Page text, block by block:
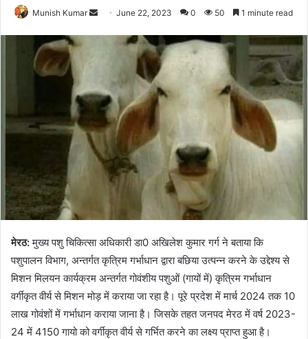
Munish Kumar
SendJune 22, 2023 0 50 1 minute read
मेरठ:मुख्य पशु चिकित्सा अधिकारी डा0 अखिलेश कुमार गर्ग ने बताया कि
पशुपालन विभाग, अन्तर्गत कृत्रिम गर्भाधान द्वारा बछिया उत्पन्न करने के उद्देश्य से
मिशन मिलयन कार्यक्रम अन्तर्गत गोवंशीय पशुओं (गायों में) कृत्रिम गर्भाधान
वर्गीकृत वीर्य से मिशन मोड़ में कराया जा रहा है। पूरे प्रदेश में मार्च 2024 तक 10
लाख गोवंशों में गर्भाधान कराया जाना है। जिसके तहत जनपद मेरठ में वर्ष 2023-
24 में 4150 गायो को वर्गीकृत वीर्य से गर्भित करने का लक्ष्य प्राप्त हुआ है।